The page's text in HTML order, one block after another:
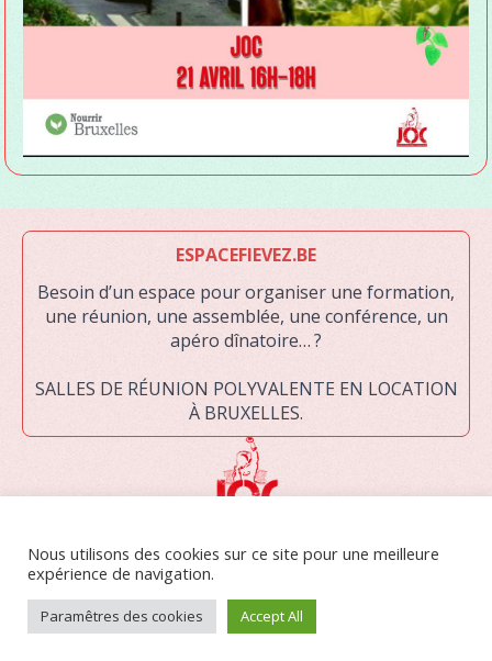
LA JOC ASBL EST UNE ORGANISATION DE JEUNESSE RECONNUE PAR LA
FÉDÉRATION WALLONIE-BRUXELLES. ELLE RASSEMBLE DES JEUNES
DE MILIEUX POPULAIRES ET LES AIDE À S’ORGANISER AFIN DE MENER
ESPACEFIEVEZ.BE
Besoin d’un espace pour organiser une formation,
une réunion, une assemblée, une conférence, un
apéro dînatoire… ?
SALLES DE RÉUNION POLYVALENTE EN LOCATION
À BRUXELLES.
Nous utilisons des cookies sur ce site pour une meilleure
expérience de navigation.
Paramêtres des cookies Accept All